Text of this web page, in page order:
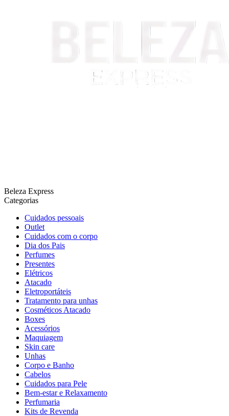
Beleza Express
Categorias
Cuidados pessoais
Outlet
Cuidados com o corpo
Dia dos Pais
Perfumes
Presentes
Elétricos
Atacado
Eletroportáteis
Tratamento para unhas
Cosméticos Atacado
Boxes
Acessórios
Maquiagem
Skin care
Unhas
Corpo e Banho
Cabelos
Cuidados para Pele
Bem-estar e Relaxamento
Perfumaria
Kits de Revenda